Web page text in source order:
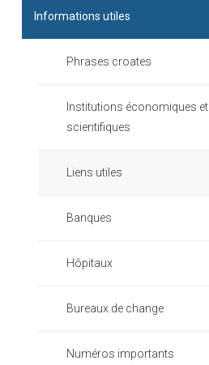
Informations utiles
Phrases croates
Institutions économiques et
scientifiques
Liens utiles
Banques
Hôpitaux
Bureaux de change
Numéros importants